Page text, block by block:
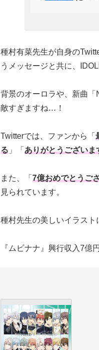
種村有菜先生が自身の
うメッセージと共に、
背景のオーロラや、新曲
敵すぎますね…！
Twitterでは、ファンから「
る 」「 ありがとうござい
また、「 7億おめでとうご
見られています。
種村先生の美しいイラスト
『ムビナナ』興行収入7億